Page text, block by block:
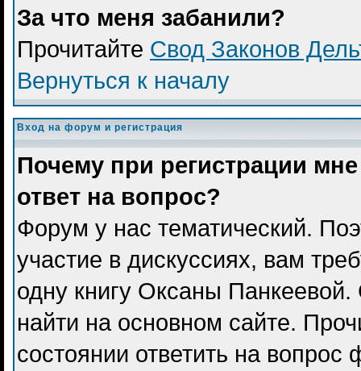
За что меня забанили?
Прочитайте Свод Законов
Вернуться к началу
Вход на форум и регистрация
Почему при регистрации
ответ на вопрос?
Форум у нас тематический.
участие в дискуссиях, вам
одну книгу Оксаны
найти на основном сайте.
состоянии ответить на